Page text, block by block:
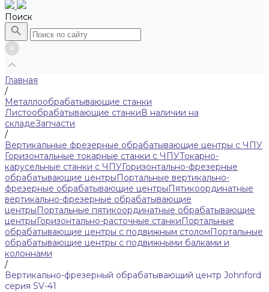
Поиск
Главная
/
Металлообрабатывающие станки
Листообрабатывающие станкиВ наличии на
складеЗапчасти
/
Вертикальные фрезерные обрабатывающие центры с ЧПУ
Горизонтальные токарные станки с ЧПУТокарно-
карусельные станки с ЧПУГоризонтально-фрезерные
обрабатывающие центрыПортальные вертикально-
фрезерные обрабатывающие центрыПятикоординатные
вертикально-фрезерные обрабатывающие
центрыПортальные пятикоординатные обрабатывающие
центрыГоризонтально-расточные станкиПортальные
обрабатывающие центры с подвижным столомПортальные
обрабатывающие центры с подвижными балками и
колоннами
/
Вертикально-фрезерный обрабатывающий центр Johnford
серия SV-41